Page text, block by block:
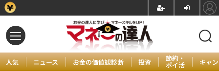
人気 ニュース お金の価値観診断 投資 節約・
ポイ活 キャ